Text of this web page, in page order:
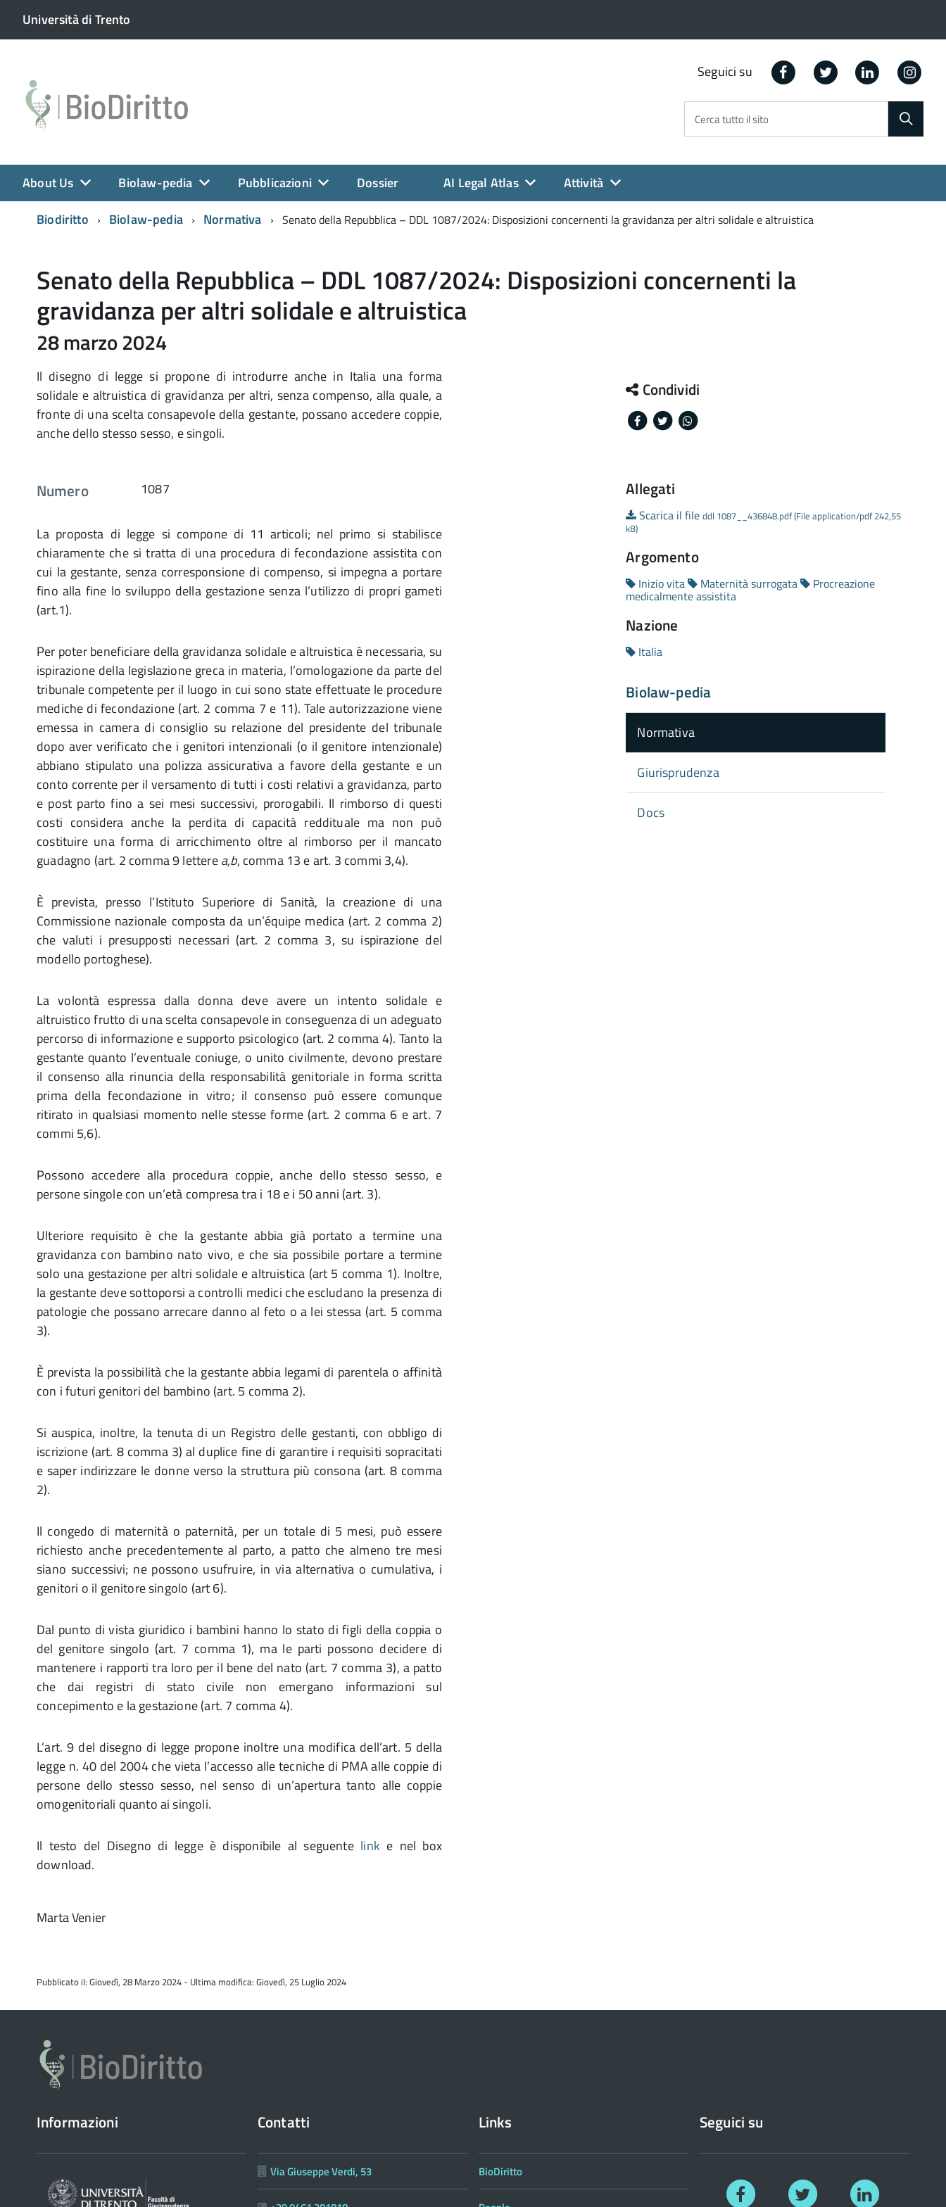
Università di Trento
Seguici su Facebook Twitter Linkedin
Cerca tutto il sito
About Us Biolaw-pedia Pubblicazioni Dossier AI Legal Atlas
Attività
Biodiritto
Biolaw-pedia Normativa Senato della Repubblica – DDL 1087/2024: Disposizioni concernenti la gravidanza per altri solidale e altruistica
Senato della Repubblica – DDL 1087/2024: Disposizioni concernenti la
gravidanza per altri solidale e altruistica
28 marzo 2024
Il disegno di legge si propone di introdurre anche in Italia una forma
solidale e altruistica di gravidanza per altri, senza compenso, alla quale, a
fronte di una scelta consapevole della gestante, possano accedere coppie,
anche dello stesso sesso, e singoli.
Numero 1087
La proposta di legge si compone di 11 articoli; nel primo si stabilisce
chiaramente che si tratta di una procedura di fecondazione assistita con
cui la gestante, senza corresponsione di compenso, si impegna a portare
fino alla fine lo sviluppo della gestazione senza l’utilizzo di propri gameti
(art.1).
Per poter beneficiare della gravidanza solidale e altruistica è necessaria, su
ispirazione della legislazione greca in materia, l’omologazione da parte del
tribunale competente per il luogo in cui sono state effettuate le procedure
mediche di fecondazione (art. 2 comma 7 e 11). Tale autorizzazione viene
emessa in camera di consiglio su relazione del presidente del tribunale
dopo aver verificato che i genitori intenzionali (o il genitore intenzionale)
abbiano stipulato una polizza assicurativa a favore della gestante e un
conto corrente per il versamento di tutti i costi relativi a gravidanza, parto
e post parto fino a sei mesi successivi, prorogabili. Il rimborso di questi
costi considera anche la perdita di capacità reddituale ma non può
costituire una forma di arricchimento oltre al rimborso per il mancato
guadagno (art. 2 comma 9 letterea,b, comma 13 e art. 3 commi 3,4).
È prevista, presso l’Istituto Superiore di Sanità, la creazione di una
Commissione nazionale composta da un’équipe medica (art. 2 comma 2)
che valuti i presupposti necessari (art. 2 comma 3, su ispirazione del
modello portoghese).
La volontà espressa dalla donna deve avere un intento solidale e
altruistico frutto di una scelta consapevole in conseguenza di un adeguato
percorso di informazione e supporto psicologico (art. 2 comma 4). Tanto la
gestante quanto l’eventuale coniuge, o unito civilmente, devono prestare
il consenso alla rinuncia della responsabilità genitoriale in forma scritta
prima della fecondazione in vitro; il consenso può essere comunque
ritirato in qualsiasi momento nelle stesse forme (art. 2 comma 6 e art. 7
commi 5,6).
Possono accedere alla procedura coppie, anche dello stesso sesso, e
persone singole con un’età compresa tra i 18 e i 50 anni (art. 3).
Ulteriore requisito è che la gestante abbia già portato a termine una
gravidanza con bambino nato vivo, e che sia possibile portare a termine
solo una gestazione per altri solidale e altruistica (art 5 comma 1). Inoltre,
la gestante deve sottoporsi a controlli medici che escludano la presenza di
patologie che possano arrecare danno al feto o a lei stessa (art. 5 comma
3).
È prevista la possibilità che la gestante abbia legami di parentela o affinità
con i futuri genitori del bambino (art. 5 comma 2).
Si auspica, inoltre, la tenuta di un Registro delle gestanti, con obbligo di
iscrizione (art. 8 comma 3) al duplice fine di garantire i requisiti sopracitati
e saper indirizzare le donne verso la struttura più consona (art. 8 comma
2).
Il congedo di maternità o paternità, per un totale di 5 mesi, può essere
richiesto anche precedentemente al parto, a patto che almeno tre mesi
siano successivi; ne possono usufruire, in via alternativa o cumulativa, i
genitori o il genitore singolo (art 6).
Dal punto di vista giuridico i bambini hanno lo stato di figli della coppia o
del genitore singolo (art. 7 comma 1), ma le parti possono decidere di
mantenere i rapporti tra loro per il bene del nato (art. 7 comma 3), a patto
che dai registri di stato civile non emergano informazioni sul
concepimento e la gestazione (art. 7 comma 4).
L’art. 9 del disegno di legge propone inoltre una modifica dell’art. 5 della
legge n. 40 del 2004 che vieta l’accesso alle tecniche di PMA alle coppie di
persone dello stesso sesso, nel senso di un’apertura tanto alle coppie
omogenitoriali quanto ai singoli.
Il testo del Disegno di legge è disponibile al seguente link e nel box
download.
Marta Venier
Condividi
Facebook
Twitter
Allegati
Scarica il file ddl 1087__436848.pdf (File application/pdf 242,55
kB)
Argomento
Inizio vita Maternità surrogata Procreazione
medicalmente assistita
Nazione
Italia
Biolaw-pedia
Normativa
Giurisprudenza
Docs
Pubblicato il: Giovedì, 28 Marzo 2024 - Ultima modifica: Giovedì, 25 Luglio 2024
Informazioni Contatti
Via Giuseppe Verdi, 53
Links
BioDiritto
Seguici su
Facebook